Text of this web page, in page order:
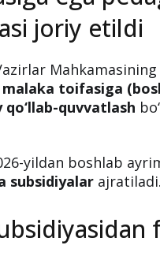
ega
joriy etildi
Mahkamasining
quvvatlash